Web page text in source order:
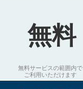
無料
無料サービスの範囲内で
ご利用いただけます